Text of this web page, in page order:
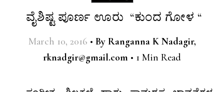
ವೈಶಿಷ್ಟ ಪೂರ್ಣ ಊರು “ಕುಂದ ಗೋಳ “
March 10, 2016 • By Ranganna K Nadagir,
rknadgir@gmail.com • 1 Min Read